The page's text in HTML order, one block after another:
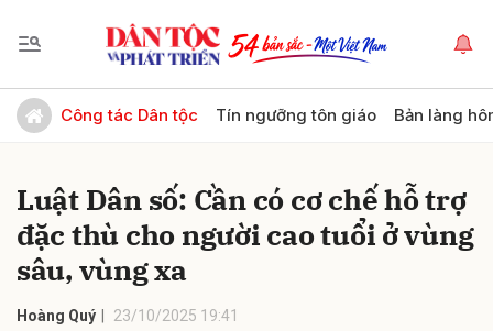
Công tác Dân tộc Tín ngưỡng tôn giáo Bản làng
Luật Dân số: Cần có cơ chế hỗ trợ
đặc thù cho người cao tuổi ở vùng
sâu, vùng xa
Hoàng Quý 23/10/2025 19:41
Gửi bình luận